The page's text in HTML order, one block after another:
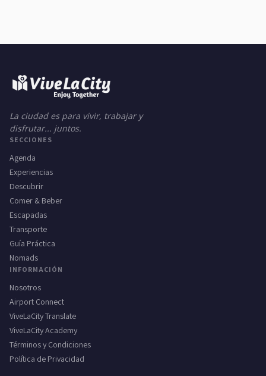
La ciudad es para vivir, trabajar y
disfrutar... juntos.
SECCIONES
Agenda
Experiencias
Descubrir
Comer & Beber
Escapadas
Transporte
Guía Práctica
Nomads
INFORMACIÓN
Nosotros
Airport Connect
ViveLaCity Translate
ViveLaCity Academy
Términos y Condiciones
Política de Privacidad